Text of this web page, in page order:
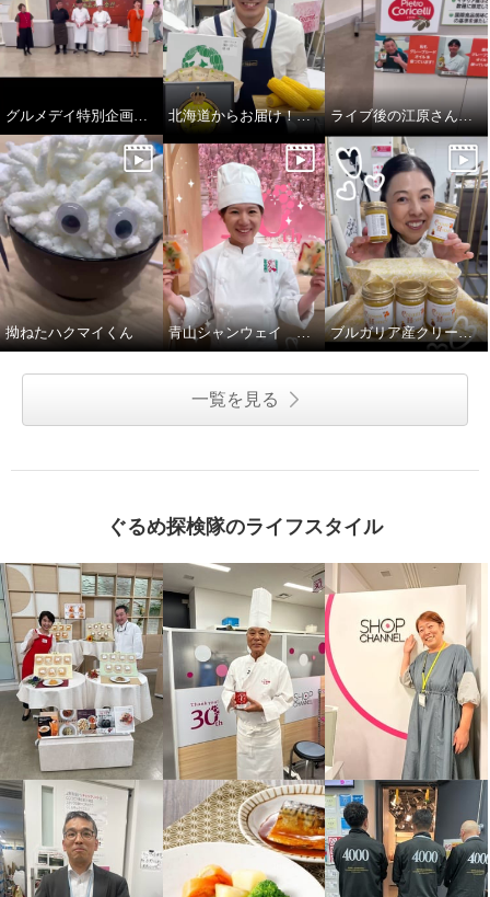
菰田総料理長 直火炒め！特製五
¥0
菰田総料理長 まろやか黒醋酢豚
北海道からお届け！スープです！ ライブ後の江原さん…
拗ねたハクマイくん 青山シャンウェイ 中華丼 ブルガリア産クリーミーはちみつ
一覧を見る
ぐるめ探検隊のライフスタイル